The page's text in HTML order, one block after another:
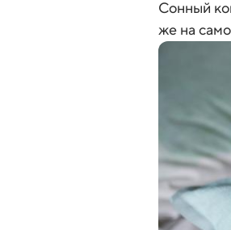
Сонный
же на